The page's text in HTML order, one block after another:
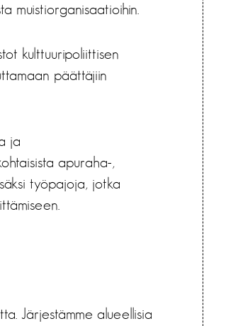
muistiorganisaatioihin.
kulttuuripoliittisen
päättäjiin
ja
apuraha-,
työpajoja, jotka
Järjestämme alueellisia